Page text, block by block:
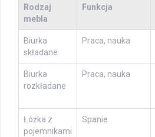
Rodzaj
mebla
Funkcja
Biurka
składane
Praca, nauka
Biurka
rozkładane
Praca, nauka
Łóżka z
pojemnikami
Spanie